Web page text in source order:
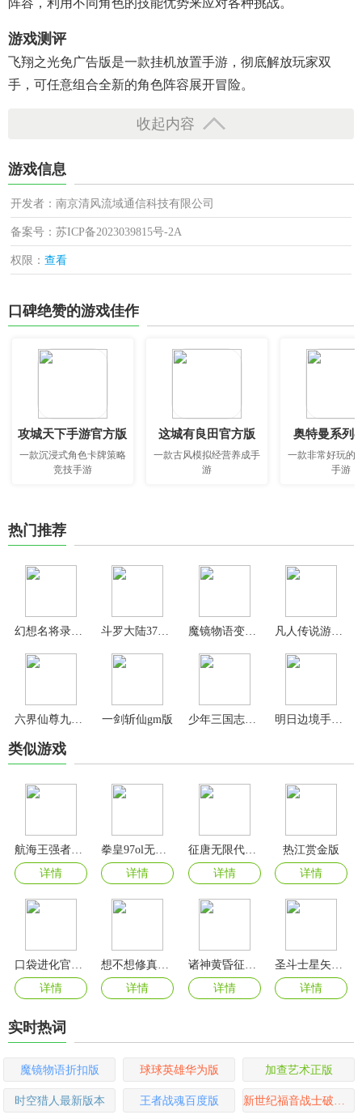
阵容，利用不同角色的技能优势来应对各种挑战。
游戏测评
飞翔之光免广告版是一款挂机放置手游，彻底解放玩家双
手，可任意组合全新的角色阵容展开冒险。
收起内容
游戏信息
开发者：南京清风流域通信科技有限公司
备案号：苏ICP备2023039815号-2A
权限：查看
口碑绝赞的游戏佳作
攻城天下手游官方版
一款沉浸式角色卡牌策略
竞技手游
这城有良田官方版
一款古风模拟经营养成手
游
奥特曼系列
一款非常好玩的
手游
热门推荐
幻想名将录0.1折版 魔镜物语变态版
六界仙尊九游版 一剑斩仙gm版 少年三国志无限充值版
类似游戏
航海王强者之路折扣版
详情
详情
征唐无限代金券版
详情
热江赏金版
详情
详情
详情
详情
详情
实时热词
魔镜物语折扣版 球球英雄华为版 加查艺术正版
时空猎人最新版本 王者战魂百度版